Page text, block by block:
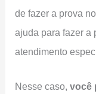
de fazer a prova
ajuda para fazer a
atendimento
Nesse caso,você